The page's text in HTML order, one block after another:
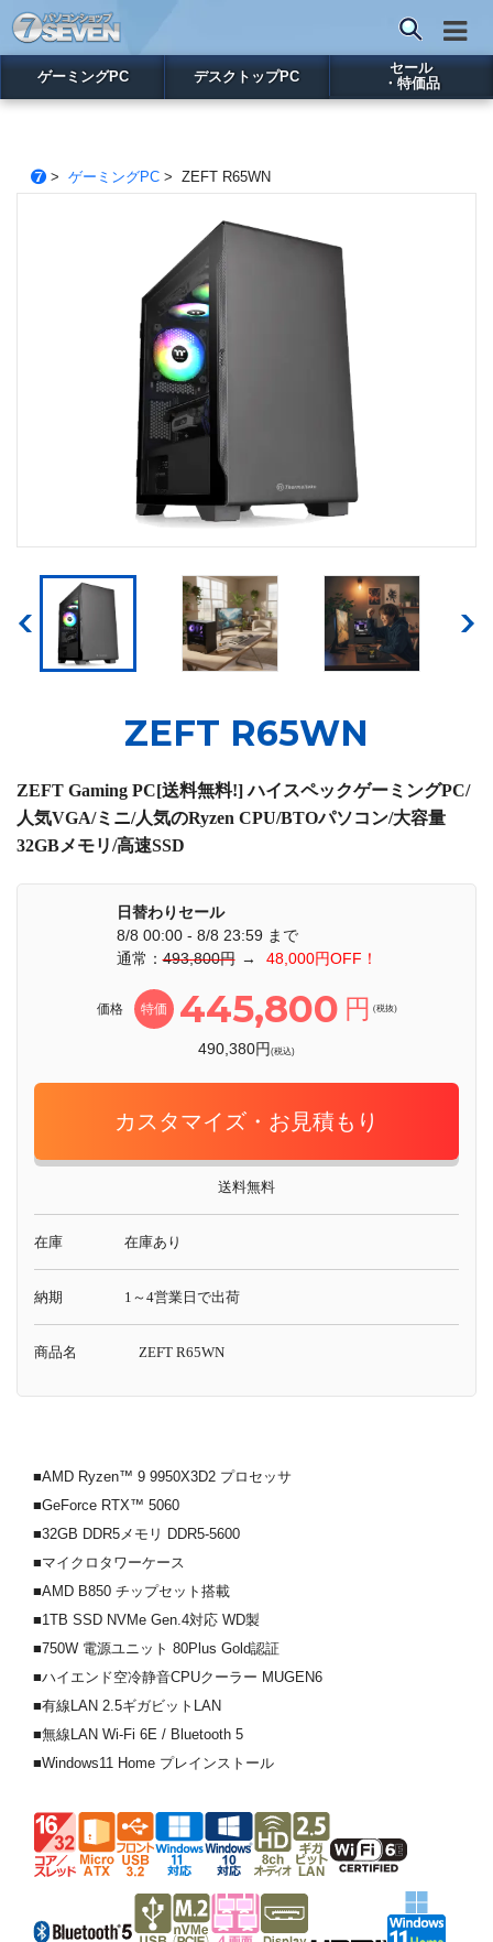
ゲーミングPC デスクトップPC
セール
・特価品
> ゲーミングPC> ZEFT R65WN
ZEFT R65WN
ZEFT Gaming PC[送料無料!] ハイスペックゲーミングPC/
人気VGA/ミニ/人気のRyzen CPU/BTOパソコン/大容量
32GBメモリ/高速SSD
日替わりセール
8/8 00:00 - 8/8 23:59 まで
通常：493,800円 → 48,000円OFF！
価格 特価 445,800 円 (税抜)
490,380円(税込)
カスタマイズ・お見積もり
送料無料
在庫 在庫あり
納期 1～4営業日で出荷
商品名 ZEFT R65WN
■AMD Ryzen™ 9 9950X3D2 プロセッサ
■GeForce RTX™ 5060
■32GB DDR5メモリ DDR5-5600
■マイクロタワーケース
■AMD B850 チップセット搭載
■1TB SSD NVMe Gen.4対応 WD製
■750W 電源ユニット 80Plus Gold認証
■ハイエンド空冷静音CPUクーラー MUGEN6
■有線LAN 2.5ギガビットLAN
■無線LAN Wi-Fi 6E / Bluetooth 5
■Windows11 Home プレインストール